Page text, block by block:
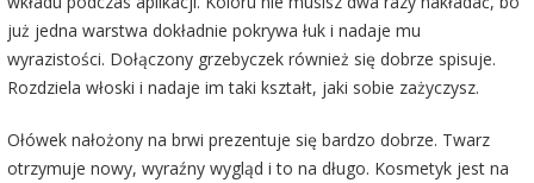
już jedna warstwa dokładnie pokrywa łuk i nadaje mu
wyrazistości. Dołączony grzebyczek również się dobrze spisuje.
Rozdziela włoski i nadaje im taki kształt, jaki sobie zażyczysz.
Ołówek nałożony na brwi prezentuje się bardzo dobrze. Twarz
otrzymuje nowy, wyraźny wygląd i to na długo. Kosmetyk jest na